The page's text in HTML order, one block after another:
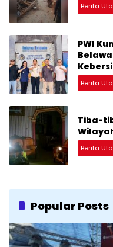
Berita
PWI
Berita
Tiba-
Berita
Popular Posts